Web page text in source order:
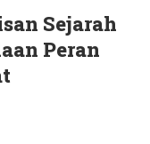
Sejarah
Peran